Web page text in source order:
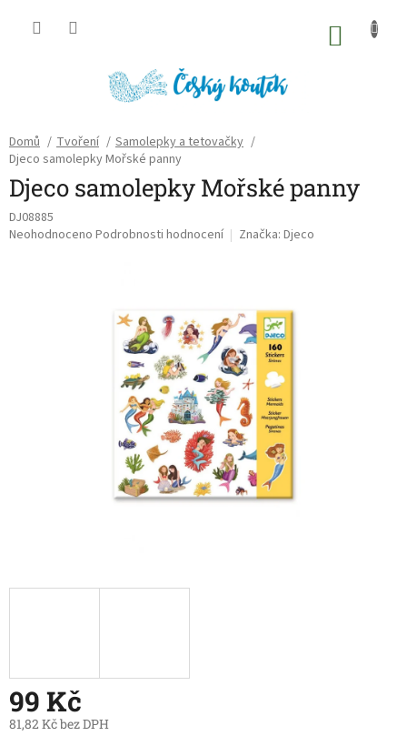
Domů / Tvoření / Samolepky a tetovačky /
Djeco samolepky Mořské panny
Djeco samolepky Mořské panny
DJ08885
Průměrné
Neohodnoceno Podrobnosti hodnocení Značka: Djeco
99 Kč
81,82 Kč bez DPH